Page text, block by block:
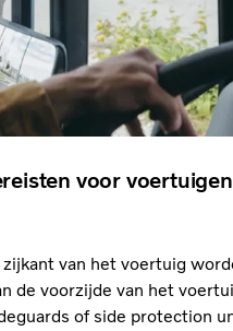
voor
van het voertuig
de voorzijde van het
of side protection